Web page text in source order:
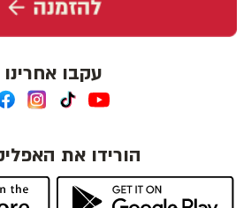
עקבו אחרינו
הורידו את